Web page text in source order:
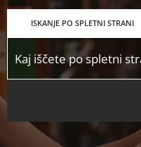
ISKANJE PO SPLETNI STRANI